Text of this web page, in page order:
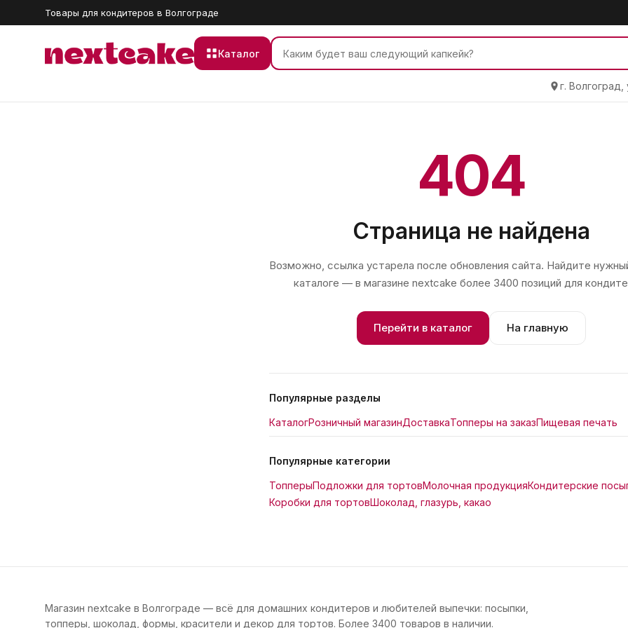
Товары для кондитеров в Волгограде
Каталог
г.
404
Страница не найдена
Возможно, ссылка устарела после обновления сайта. Найдите
каталоге — в магазине nextcake более 3400 позиций для
Перейти в каталог На главную
Популярные разделы
КаталогРозничный магазинДоставкаТопперы на заказПищевая печать
Популярные категории
ТопперыПодложки для тортовМолочная продукцияКондитерские
Коробки для тортовШоколад, глазурь, какао
Магазин nextcake в Волгограде — всё для домашних кондитеров и любителей выпечки: посыпки,
топперы, шоколад, формы, красители и декор для тортов. Более 3400 товаров в наличии.